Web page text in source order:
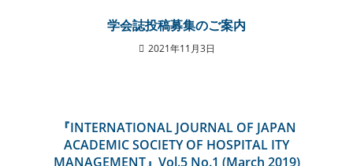
学会誌投稿募集のご案内
2021年11月3日
『INTERNATIONAL JOURNAL OF JAPAN
ACADEMIC SOCIETY OF HOSPITAL ITY
MANAGEMENT』Vol.5 No.1 (March 2019)